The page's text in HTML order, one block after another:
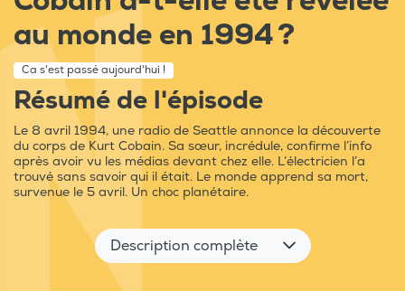
au monde en 1994 ?
Ca s'est passé aujourd'hui !
Résumé de l'épisode
Le 8 avril 1994, une radio de Seattle annonce la découverte
du corps de Kurt Cobain. Sa sœur, incrédule, confirme l’info
après avoir vu les médias devant chez elle. L’électricien l’a
trouvé sans savoir qui il était. Le monde apprend sa mort,
survenue le 5 avril. Un choc planétaire.
Description complète